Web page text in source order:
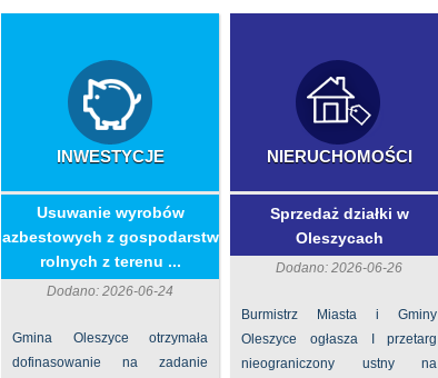
INWESTYCJE
​Usuwanie wyrobów
azbestowych z gospodarstw
rolnych z terenu ...
Dodano: 2026-06-24
Gmina Oleszyce otrzymała
dofinasowanie na zadanie
NIERUCHOMOŚCI
Sprzedaż działki w
Oleszycach
Dodano: 2026-06-26
Burmistrz Miasta i Gminy
Oleszyce ogłasza I przetarg
nieograniczony ustny na